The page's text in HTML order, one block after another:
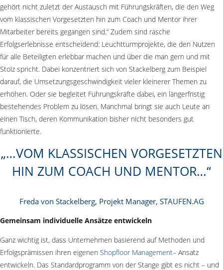
gehört nicht zuletzt der Austausch mit Führungskräften, die den Weg
vom klassischen Vorgesetzten hin zum Coach und Mentor ihrer
Mitarbeiter bereits gegangen sind.“ Zudem sind rasche
Erfolgserlebnisse entscheidend: Leuchtturmprojekte, die den Nutzen
für alle Beteiligten erlebbar machen und über die man gern und mit
Stolz spricht. Dabei konzentriert sich von Stackelberg zum Beispiel
darauf, die Umsetzungsgeschwindigkeit vieler kleinerer Themen zu
erhöhen. Oder sie begleitet Führungskräfte dabei, ein längerfristig
bestehendes Problem zu lösen. Manchmal bringt sie auch Leute an
einen Tisch, deren Kommunikation bisher nicht besonders gut
funktionierte.
…VOM KLASSISCHEN VORGESETZTEN
HIN ZUM COACH UND MENTOR…
Freda von Stackelberg, Projekt Manager, STAUFEN.AG
Gemeinsam individuelle Ansätze entwickeln
Ganz wichtig ist, dass Unternehmen basierend auf Methoden und
Erfolgsprämissen ihren eigenen Shopfloor Management– Ansatz
entwickeln. Das Standardprogramm von der Stange gibt es nicht – und